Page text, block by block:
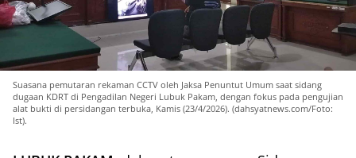
Suasana pemutaran rekaman CCTV oleh Jaksa Penuntut Umum saat sidang
dugaan KDRT di Pengadilan Negeri Lubuk Pakam, dengan fokus pada pengujian
alat bukti di persidangan terbuka, Kamis (23/4/2026). (dahsyatnews.com/Foto:
Ist).